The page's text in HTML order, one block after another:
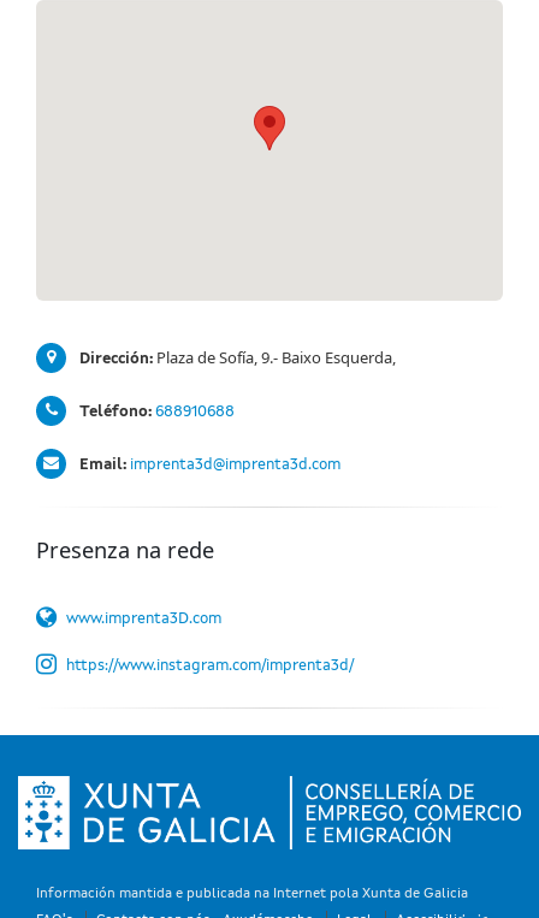
Dirección: Plaza de Sofía, 9.- Baixo Esquerda,
Teléfono: 688910688
Email: imprenta3d@imprenta3d.com
Presenza na rede
www.imprenta3D.com
https://www.instagram.com/imprenta3d/
Información mantida e publicada na Internet pola Xunta de Galicia